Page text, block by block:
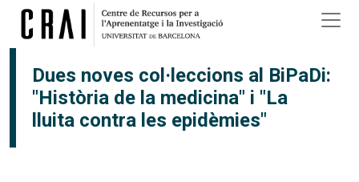
Vés al contingut
Dues noves col·leccions al BiPaDi:
"Història de la medicina" i "La
lluita contra les epidèmies"